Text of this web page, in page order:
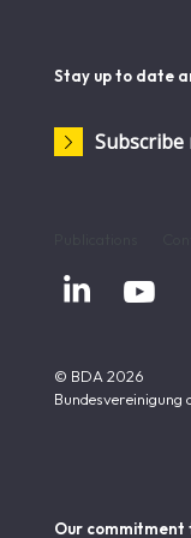
Stay up to date
Subscribe
 
© BDA 2026
Our